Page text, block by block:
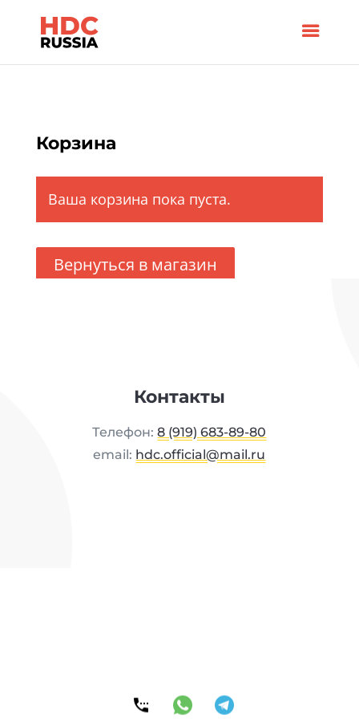
Корзина
Ваша корзина пока пуста.
Вернуться в магазин
Контакты
Телефон:8 (919) 683-89-80
email: hdc.official@mail.ru